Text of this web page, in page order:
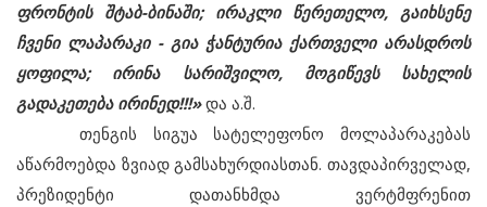
ფრონტის შტაბ-ბინაში; ირაკლი წერეთელო, გაიხსენე
ჩვენი ლაპარაკი - გია ჭანტურია ქართველი არასდროს
ყოფილა; ირინა სარიშვილო, მოგიწევს სახელის
გადაკეთება ირინედ!!!»და ა.შ.
თენგის სიგუა სატელეფონო მოლაპარაკებას
აწარმოებდა ზვიად გამსახურდიასთან. თავდაპირველად,
პრეზიდენტი დათანხმდა ვერტმფრენით